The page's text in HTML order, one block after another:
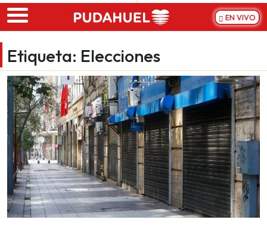
Skip to main content
EN VIVO
Etiqueta: Elecciones